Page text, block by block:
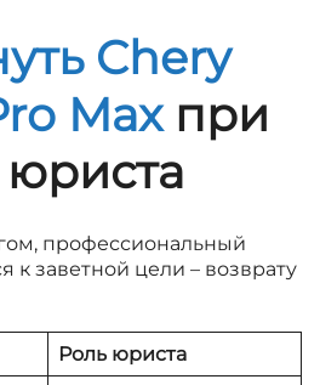
Chery
Maxпри
профессиональный
к заветной цели – возврату
Роль юриста